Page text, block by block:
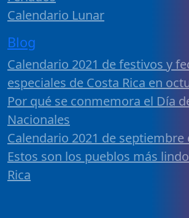
Calendario Lunar
Blog
Calendario 2021 de festivos y
especiales de Costa Rica en
Por qué se conmemora el Día
Nacionales
Calendario 2021 de septiembre
Estos son los pueblos más
Rica